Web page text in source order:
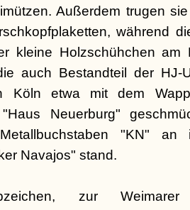
Außerdem trugen
während
kleine Holzschühchen am
auch Bestandteil der HJ-
Köln etwa mit dem
Neuerburg"
"KN"
Navajos" stand.
zur